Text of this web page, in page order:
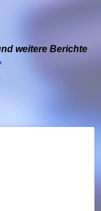
weitere Berichte